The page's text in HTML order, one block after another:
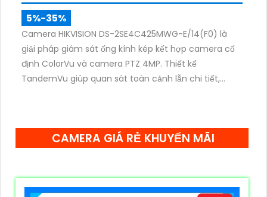
5%-35%
Camera HIKVISION DS-2SE4C425MWG-E/14(F0) là
giải pháp giám sát ống kính kép kết hợp camera cố
định ColorVu và camera PTZ 4MP. Thiết kế
TandemVu giúp quan sát toàn cảnh lẫn chi tiết,
CAMERA GIÁ RẺ KHUYẾN MÃI